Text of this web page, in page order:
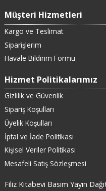
Müşteri Hizmetleri
Kargo ve Teslimat
Siparişlerim
Havale Bildirim Formu
Hizmet Politikalarımız
Gizlilik ve Güvenlik
Sipariş Koşulları
Üyelik Koşulları
İptal ve İade Politikası
Kişisel Veriler Politikası
Mesafeli Satış Sözleşmesi
Filiz Kitabevi Basım Yayın